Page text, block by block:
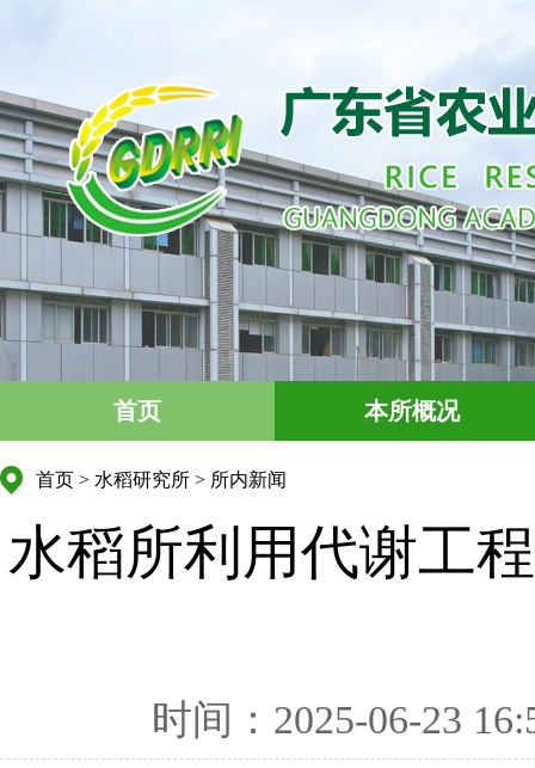
首页 本所概况
首页 > 水稻研究所 > 所内新闻
水稻所利用代谢工
时间：2025-06-23